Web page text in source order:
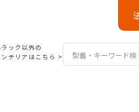
ック以外の
テリアはこちら >